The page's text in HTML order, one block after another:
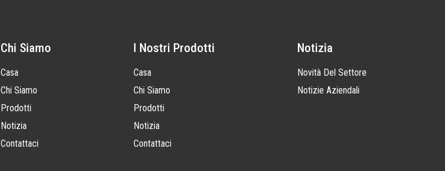
Chi Siamo
Casa
Chi Siamo
Prodotti
Notizia
Contattaci
I Nostri Prodotti
Casa
Chi Siamo
Prodotti
Notizia
Contattaci
Notizia
Novità Del Settore
Notizie Aziendali